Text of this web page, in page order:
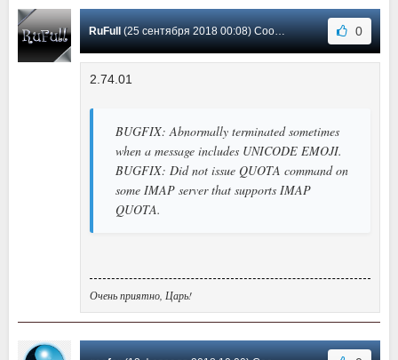
RuFull (25 сентября 2018 00:08) Сообщение #102 0
2.74.01
BUGFIX: Abnormally terminated sometimes
when a message includes UNICODE EMOJI.
BUGFIX: Did not issue QUOTA command on
some IMAP server that supports IMAP
QUOTA.
Очень приятно, Царь!